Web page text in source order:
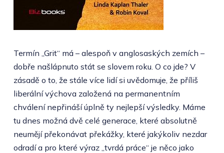
Termín „Grit“ má – alespoň v anglosaských zemích –
dobře našlápnuto stát se slovem roku. O co jde? V
zásadě o to, že stále více lidí si uvědomuje, že příliš
liberální výchova založená na permanentním
chválení nepřináší úplně ty nejlepší výsledky. Máme
tu dnes možná dvě celé generace, které absolutně
neumějí překonávat překážky, které jakýkoliv nezdar
odradí a pro které výraz „tvrdá práce“ je něco jako